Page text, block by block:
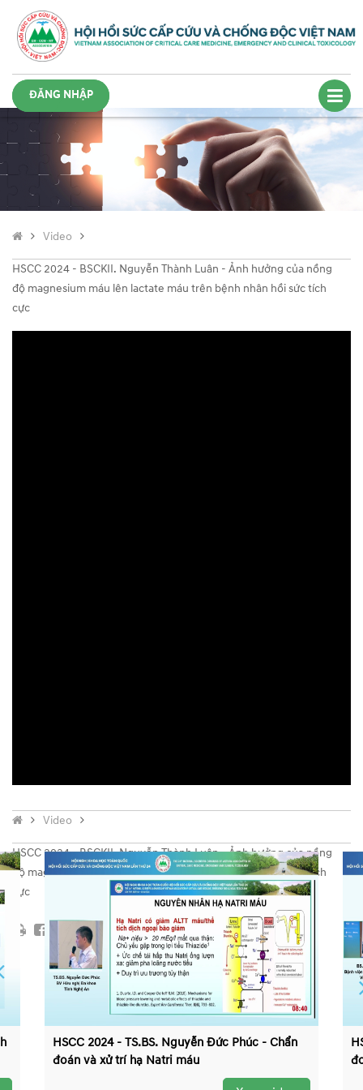
ĐĂNG NHẬP
Video
HSCC 2024 - BSCKII. Nguyễn Thành Luân - Ảnh hưởng của nồng
độ magnesium máu lên lactate máu trên bệnh nhân hồi sức tích
cực
Video
HSCC 2024 - BSCKII. Nguyễn Thành Luân - Ảnh hưởng của nồng
độ magnesium máu lên lactate máu trên bệnh nhân hồi sức tích
cực
HSCC 2024 - TS.BS. Nguyễn Đức Phúc - Chẩn
đoán và xử trí hạ Natri máu